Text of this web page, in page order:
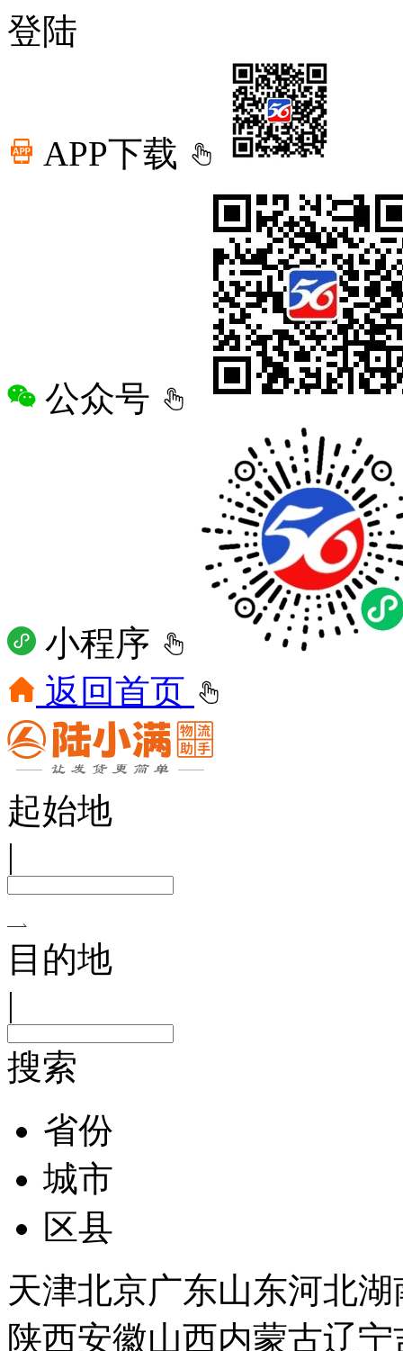
登陆
APP下载
公众号
小程序
返回首页
起始地
|
目的地
|
搜索
省份
城市
区县
天津北京广东山东河北湖
陕西安徽山西内蒙古辽宁